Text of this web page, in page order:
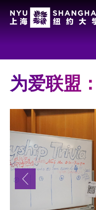
学校领导
师资队伍
新闻与媒体报道
人物
聚焦
媒体视点
为爱联盟